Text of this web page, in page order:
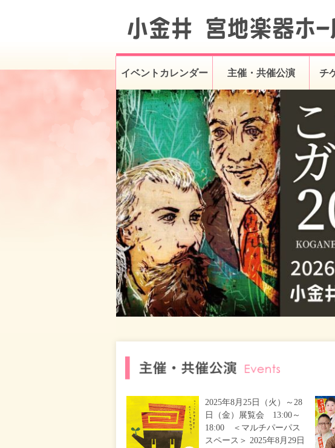
イベントカレンダー 主催・共催公演 チ
2025年8月25日（火）～28
日（金）展覧会 13:00～
18:00 ＜マルチパーパス
スペース＞ 2025年8月29日